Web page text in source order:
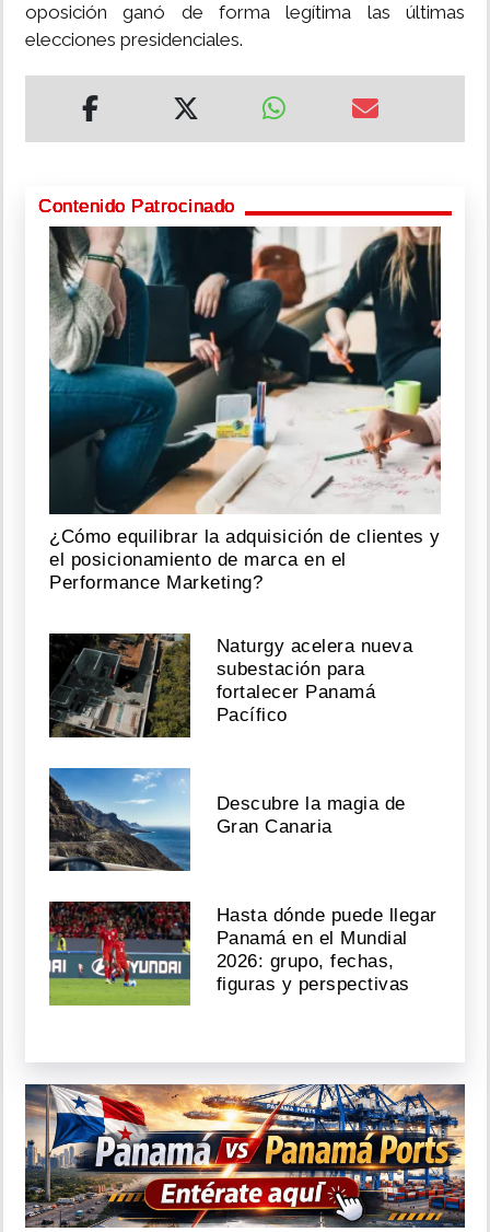
oposición ganó de forma legítima las últimas
elecciones presidenciales.
Contenido Patrocinado
¿Cómo equilibrar la adquisición de clientes y
el posicionamiento de marca en el
Performance Marketing?
Naturgy acelera nueva
subestación para
fortalecer Panamá
Pacífico
Descubre la magia de
Gran Canaria
Hasta dónde puede llegar
Panamá en el Mundial
2026: grupo, fechas,
figuras y perspectivas